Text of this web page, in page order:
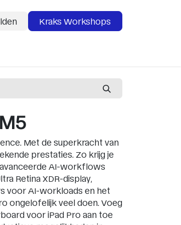
Kraks Workshops
Met de superkracht van
prestaties. Zo krijg je
AI-workflows
Retina XDR-display,
voor AI-workloads en het
ongelofelijk veel doen. Voeg
voor iPad Pro aan toe